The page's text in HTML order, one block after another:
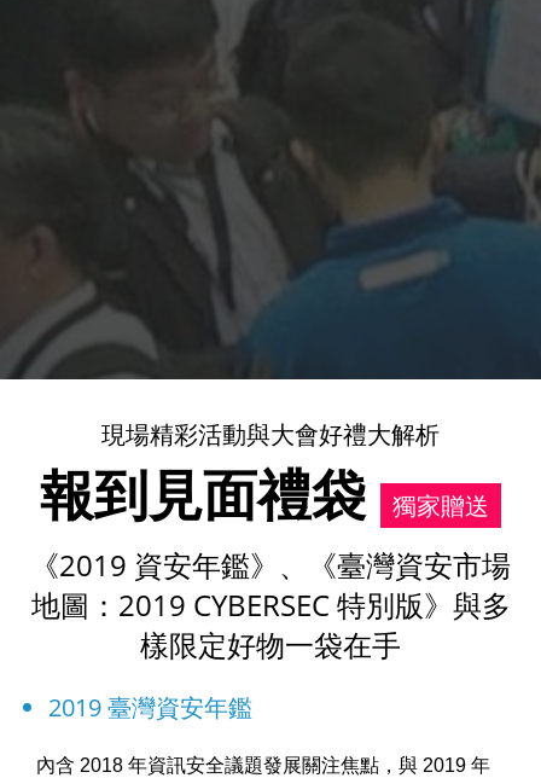
現場精彩活動與大會好禮大解析
報到見面禮袋 獨家贈送
《2019 資安年鑑》、《臺灣資安市場
地圖：2019 CYBERSEC 特別版》與多
樣限定好物一袋在手
2019 臺灣資安年鑑
內含 2018 年資訊安全議題發展關注焦點，與 2019 年